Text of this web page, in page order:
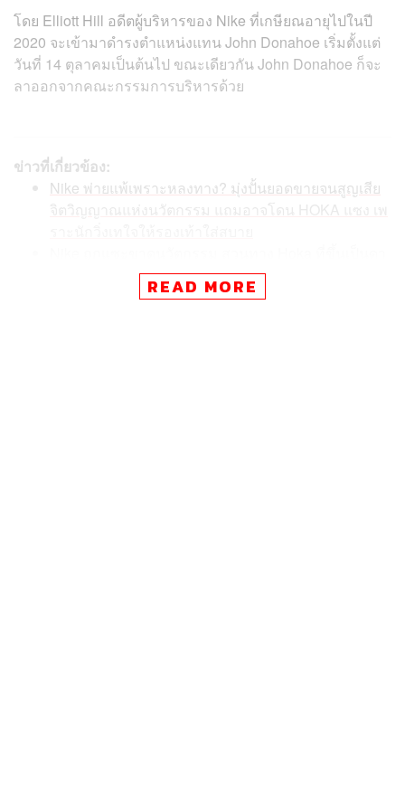
โดย Elliott Hill อดีตผู้บริหารของ Nike ที่เกษียณอายุไปในปี
2020 จะเข้ามาดำรงตำแหน่งแทน John Donahoe เริ่มตั้งแต่
วันที่ 14 ตุลาคมเป็นต้นไป ขณะเดียวกัน John Donahoe ก็จะ
ลาออกจากคณะกรรมการบริหารด้วย
ข่าวที่เกี่ยวข้อง:
Nike พ่ายแพ้เพราะหลงทาง? มุ่งปั้นยอดขายจนสูญเสีย
จิตวิญญาณแห่งนวัตกรรม แถมอาจโดน HOKA แซง เพ
วเด่น จนกวาดยอดขาย 6.6 หมื่นล้านบาท โตพุ่ง 27.9%
adidas ปิดดีลคว้าลิเวอร์พูล = Nike กำลังพ่ายแพ้ในตลา
READ MORE